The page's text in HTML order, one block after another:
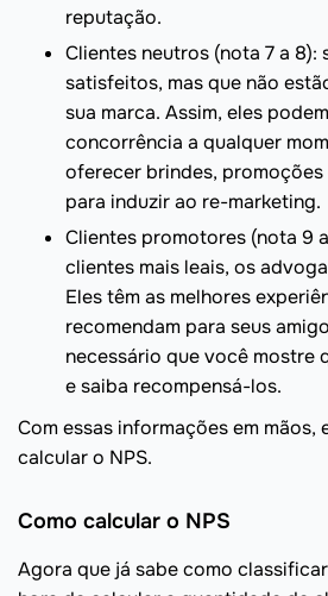
reputação.
Clientes neutros (nota 7 a 8):
satisfeitos, mas que não
sua marca. Assim, eles
concorrência a qualquer
oferecer brindes,
para induzir ao re-marketing.
Clientes promotores (nota 9
clientes mais leais, os
Eles têm as melhores
recomendam para seus
necessário que você mostre
e saiba recompensá-los.
Com essas informações em mãos,
calcular o NPS.
Como calcular o NPS
Agora que já sabe como